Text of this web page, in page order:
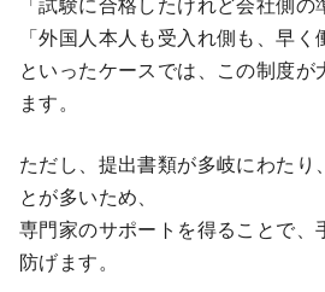
「外国人本人も受入れ側も、早く
といったケースでは、この制度が
ます。
ただし、提出書類が多岐にわたり
とが多いため、
専門家のサポートを得ることで、
防げます。